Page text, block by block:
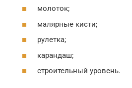
молоток;
малярные кисти;
рулетка;
карандаш;
строительный уровень.